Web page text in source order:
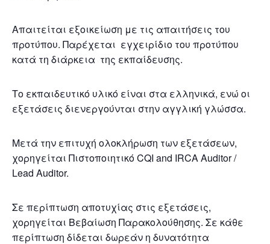
Απαιτείται εξοικείωση με τις απαιτήσεις του
προτύπου. Παρέχεται εγχειρίδιο του προτύπου
κατά τη διάρκεια της εκπαίδευσης.
Το εκπαιδευτικό υλικό είναι στα ελληνικά, ενώ οι
εξετάσεις διενεργούνται στην αγγλική γλώσσα.
Μετά την επιτυχή ολοκλήρωση των εξετάσεων,
χορηγείται Πιστοποιητικό CQI and IRCA Auditor /
Lead Auditor.
Σε περίπτωση αποτυχίας στις εξετάσεις,
χορηγείται Βεβαίωση Παρακολούθησης. Σε κάθε
περίπτωση δίδεται δωρεάν η δυνατότητα